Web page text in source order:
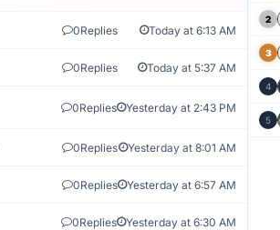
0Replies Today at 6:13 AM
0Replies Today at 5:37 AM
0Replies Yesterday at 2:43 PM
0Replies Yesterday at 8:01 AM
0Replies Yesterday at 6:57 AM
0Replies Yesterday at 6:30 AM
2
3
4
5